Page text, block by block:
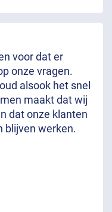
voor dat er
onze vragen.
alsook het snel
maakt dat wij
dat onze klanten
blijven werken.